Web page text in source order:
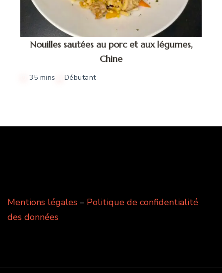
Nouilles sautées au porc et aux légumes,
Chine
35 mins Débutant
Mentions légales – Politique de confidentialité
des données